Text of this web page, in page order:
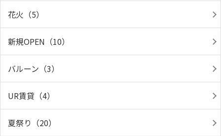
花火（5）
新規OPEN（10）
バルーン（3）
UR賃貸（4）
夏祭り（20）